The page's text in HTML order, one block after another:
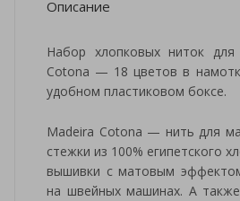
Описание
Набор хлопковых ниток
Cotona — 18 цветов в
удобном пластиковом боксе.
Madeira Cotona — нить для
стежки из 100% египетского
вышивки с матовым
на швейных машинах. А